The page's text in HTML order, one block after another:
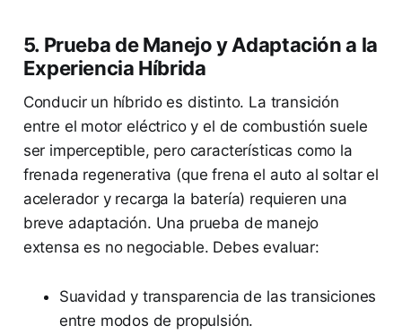
5. Prueba de Manejo y Adaptación a la
Experiencia Híbrida
Conducir un híbrido es distinto. La transición
entre el motor eléctrico y el de combustión suele
ser imperceptible, pero características como la
frenada regenerativa (que frena el auto al soltar el
acelerador y recarga la batería) requieren una
breve adaptación. Una prueba de manejo
extensa es no negociable. Debes evaluar:
Suavidad y transparencia de las transiciones
entre modos de propulsión.